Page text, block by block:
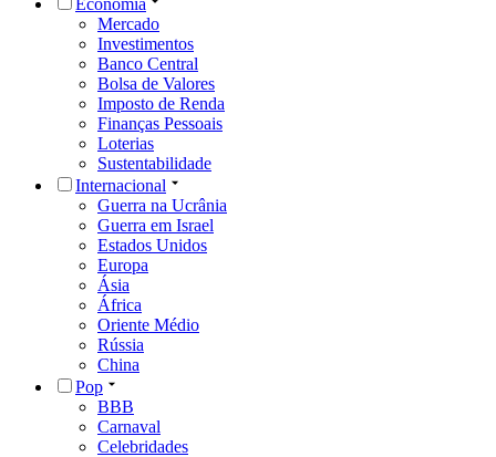
Mercado
Investimentos
Banco Central
Bolsa de Valores
Imposto de Renda
Finanças Pessoais
Loterias
Sustentabilidade
Internacional
Guerra na Ucrânia
Guerra em Israel
Estados Unidos
Europa
Ásia
África
Oriente Médio
Rússia
China
Pop
BBB
Carnaval
Celebridades